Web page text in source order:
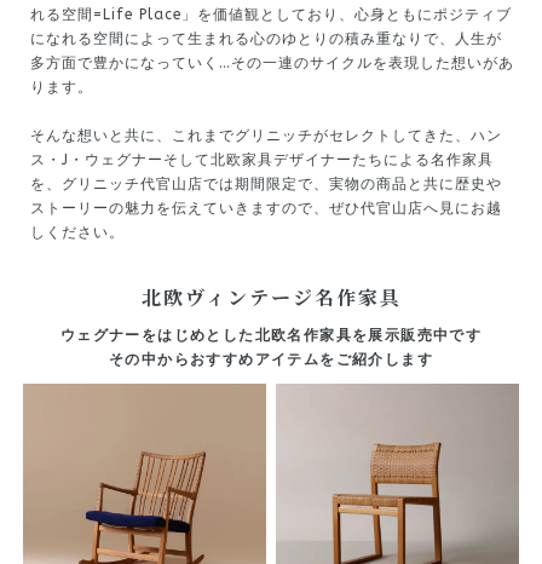
れる空間=Life Place」を価値観としており、⼼身ともにポジティブ
になれる空間によって⽣まれる⼼のゆとりの積み重なりで、⼈⽣が
多⽅⾯で豊かになっていく…その⼀連のサイクルを表現した想いがあ
ります。
そんな想いと共に、これまでグリニッチがセレクトしてきた、ハン
ス・J・ウェグナーそして北欧家具デザイナーたちによる名作家具
を、グリニッチ代官山店では期間限定で、実物の商品と共に歴史や
ストーリーの魅力を伝えていきますので、ぜひ代官山店へ見にお越
しください。
北欧ヴィンテージ名作家具
ウェグナーをはじめとした北欧名作家具を展示販売中です
その中からおすすめアイテムをご紹介します